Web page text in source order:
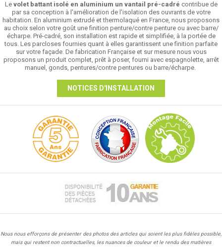
Le volet battant isolé en aluminium un vantail pré-cadré contribue de
par sa conception à l'amélioration de l'isolation des ouvrants de votre
habitation. En aluminium extrudé et thermolaqué en France, nous proposons
au choix selon votre goût une finition penture/contre penture ou avec barre/
écharpe. Pré-cadré, son installation est rapide et simplifiée, à la portée de
tous. Les parcloses fournies quant à elles garantissent une finition parfaite
sur votre façade. De fabrication Française et sur mesure nous vous
proposons un produit complet, prêt à poser, fourni avec espagnolette, arrêt
manuel, gonds, pentures/contre pentures ou barre/écharpe.
NOTICES D'INSTALLATION
Nous nous efforçons de présenter des photos des articles qui soient les plus fidèles possible,
mais qui restent non contractuelles, les nuances de couleur et le rendu des matières